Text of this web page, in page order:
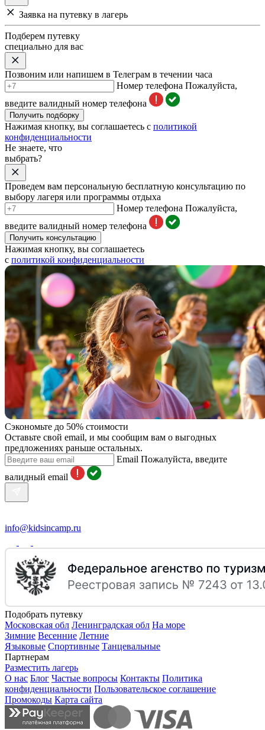
Заявка на путевку в лагерь
Подберем путевку
специально для вас
Позвоним или напишем в Телеграм в течении часа
Номер телефона Пожалуйста,
введите валидный номер телефона
Получить подборку
Нажимая кнопку, вы соглашаетесь с политикой
конфиденциальности
Не знаете, что
выбрать?
Проведем вам персональную бесплатную консультацию по
выбору лагеря или программы отдыха
Номер телефона Пожалуйста,
введите валидный номер телефона
Получить консультацию
Нажимая кнопку, вы соглашаетесь
с политикой конфиденциальности
Сэкономьте до 50% стоимости
Оставьте свой email, и мы сообщим вам о выгодных
предложениях раньше остальных.
Email Пожалуйста, введите
валидный email
info@kidsincamp.ru
Подобрать путевку
Московская обл Ленинградская обл На море
Зимние Весенние Летние
Языковые Спортивные Танцевальные
Партнерам
Разместить лагерь
О нас Блог Частые вопросы Контакты Политика
конфиденциальности Пользовательское соглашение
Промокоды Карта сайта